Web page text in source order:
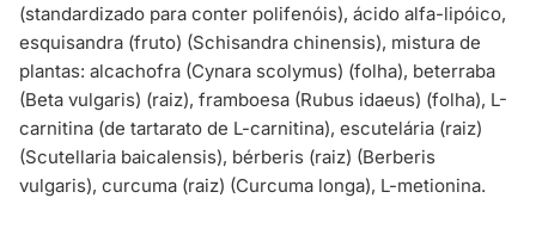
(standardizado para conter polifenóis), ácido alfa-lipóico,
esquisandra (fruto) (Schisandra chinensis), mistura de
plantas: alcachofra (Cynara scolymus) (folha), beterraba
(Beta vulgaris) (raiz), framboesa (Rubus idaeus) (folha), L-
carnitina (de tartarato de L-carnitina), escutelária (raiz)
(Scutellaria baicalensis), bérberis (raiz) (Berberis
vulgaris), curcuma (raiz) (Curcuma longa), L-metionina.